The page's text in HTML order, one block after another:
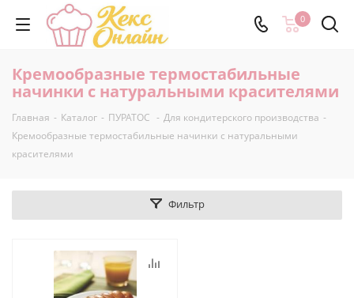
0
Кремообразные термостабильные
начинки с натуральными красителями
Главная - Каталог - ПУРАТОС - Для кондитерского производства -
Кремообразные термостабильные начинки с натуральными
красителями
Фильтр